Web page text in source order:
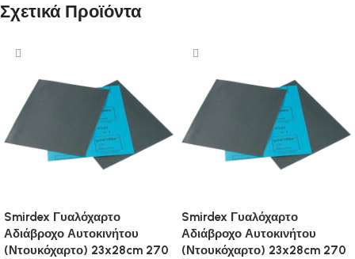
Σχετικά Προϊόντα
Smirdex Γυαλόχαρτο
Αδιάβροχο Αυτοκινήτου
(Ντουκόχαρτο) 23x28cm 270
Smirdex Γυαλόχαρτο
Αδιάβροχο Αυτοκινήτου
(Ντουκόχαρτο) 23x28cm 270